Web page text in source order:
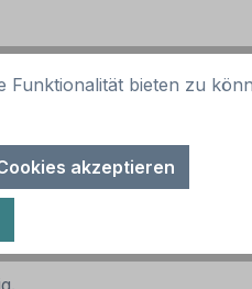
Funktionalität bieten zu
akzeptieren